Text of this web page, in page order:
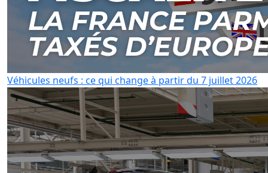
Véhicules neufs : ce qui change à partir du 7 juillet 2026